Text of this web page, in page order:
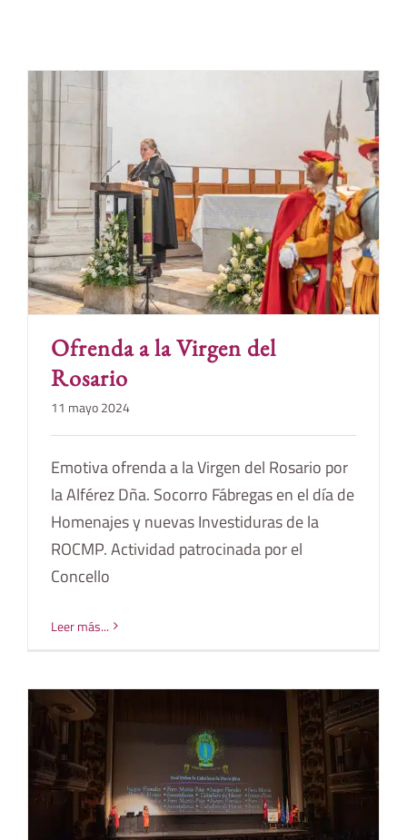
Ofrenda a la Virgen del
Rosario
11 mayo 2024
Emotiva ofrenda a la Virgen del Rosario por
la Alférez Dña. Socorro Fábregas en el día de
Homenajes y nuevas Investiduras de la
ROCMP. Actividad patrocinada por el
Concello
Leer más...